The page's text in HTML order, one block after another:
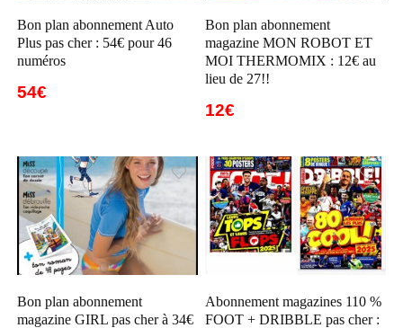
Bon plan abonnement Auto
Plus pas cher : 54€ pour 46
numéros
54€
Bon plan abonnement
magazine MON ROBOT ET
MOI THERMOMIX : 12€ au
lieu de 27!!
12€
Bon plan abonnement
magazine GIRL pas cher à 34€
Abonnement magazines 110 %
FOOT + DRIBBLE pas cher :